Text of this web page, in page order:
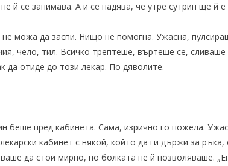
й се занимава. А и се надява, че утре сутрин ще й
можа да заспи. Нищо не помогна. Ужасна,
чело, тил. Всичко трептеше, въртеше се,
да отиде до този лекар. По дяволите.
беше пред кабинета. Сама, изрично го пожела.
кабинет с някой, който да ги държи за
да стои мирно, но болката не й позволяваше.